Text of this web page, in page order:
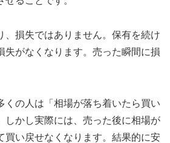
、損失ではありません。保有を続け
失がなくなります。売った瞬間に損
くの人は「相場が落ち着いたら買い
しかし実際には、売った後に相場が
買い戻せなくなります。結果的に安